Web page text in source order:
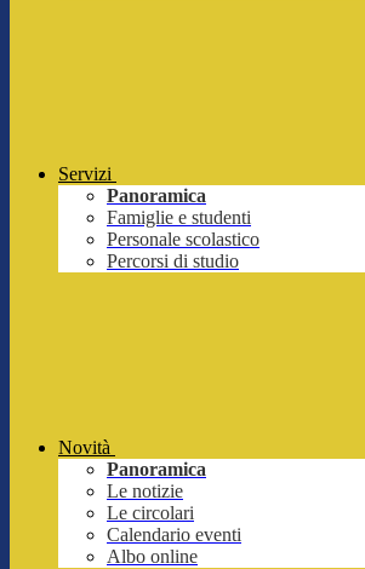
Servizi
Panoramica
Famiglie e studenti
Personale scolastico
Percorsi di studio
Novità
Panoramica
Le notizie
Le circolari
Calendario eventi
Albo online